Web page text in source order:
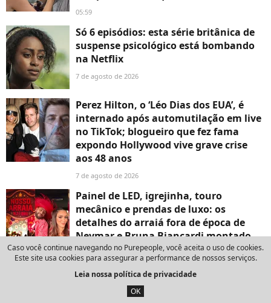
05:59
Só 6 episódios: esta série britânica de
suspense psicológico está bombando
na Netflix
7 de agosto de 2026
Perez Hilton, o ‘Léo Dias dos EUA’, é
internado após automutilação em live
no TikTok; blogueiro que fez fama
expondo Hollywood vive grave crise
aos 48 anos
7 de agosto de 2026
Painel de LED, igrejinha, touro
mecânico e prendas de luxo: os
detalhes do arraiá fora de época de
Neymar e Bruna Biancardi montado
em apenas 48 horas
ÚLTIMAS NOTÍCIAS
Caso você continue navegando no Purepeople, você aceita o uso de cookies.
Este site usa cookies para assegurar a performance de nossos serviços.
Leia nossa política de privacidade
OK